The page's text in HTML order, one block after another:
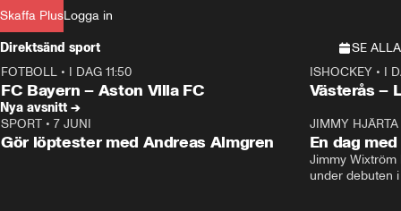
Skaffa PlusLogga in
Direktsänd sport
SE ALLA
Plus
FOTBOLL • I DAG 11:50
FC Bayern – Aston Villa FC
Plus
ISHOCKEY• I
Västerås –
Nya avsnitt →
SPORT • 7 JUNI
Gör löptester med Andreas Almgren
JIMMY
En dag
Jimmy
under debuten